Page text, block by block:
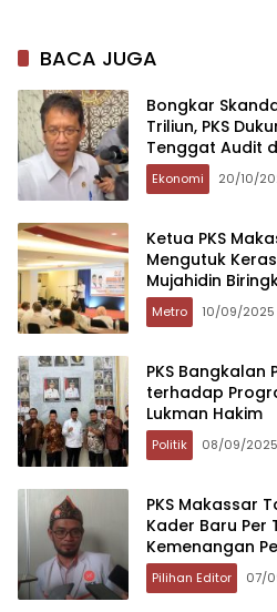
BACA JUGA
Bongkar
Triliun, PKS
Tenggat Audit
Ekonomi 20/10/
Ketua PKS
Mengutuk
Mujahidin
Metro 10/09/2025
PKS Bangkalan
terhadap
Lukman Hakim
Politik 08/09/2025
PKS Makassar
Kader Baru Per
Kemenangan
Pilihan Editor 07/